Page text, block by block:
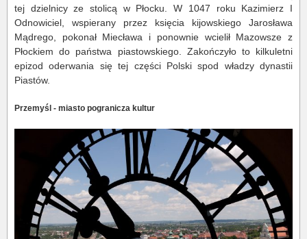
tej dzielnicy ze stolicą w Płocku. W 1047 roku Kazimierz I
Odnowiciel, wspierany przez księcia kijowskiego Jarosława
Mądrego, pokonał Miecława i ponownie wcielił Mazowsze z
Płockiem do państwa piastowskiego. Zakończyło to kilkuletni
epizod oderwania się tej części Polski spod władzy dynastii
Piastów.
Przemyśl - miasto pogranicza kultur